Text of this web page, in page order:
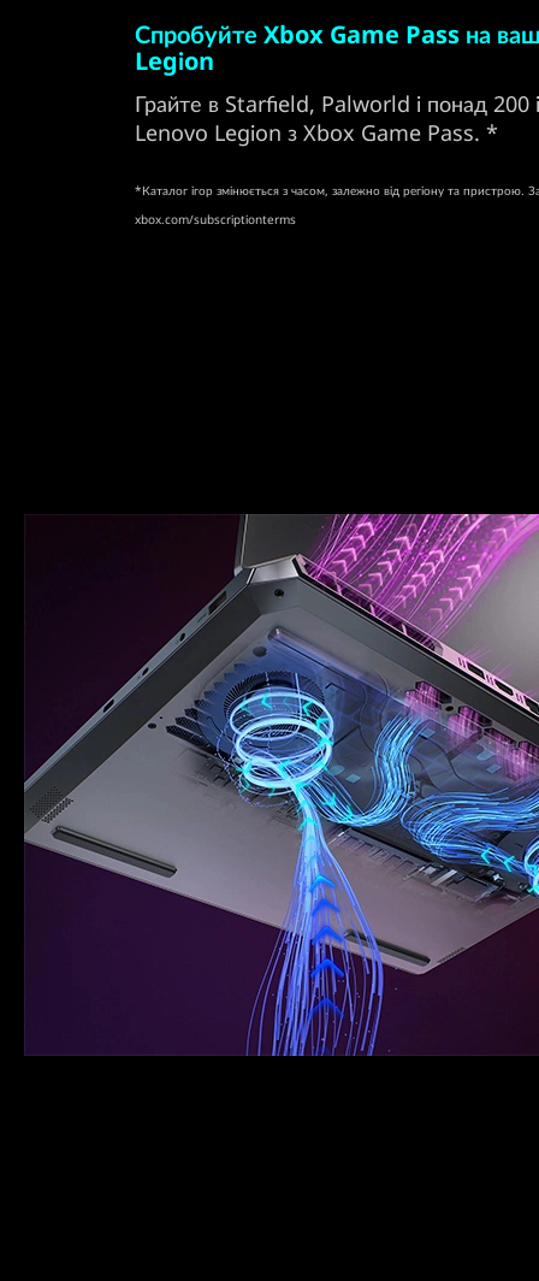
Спробуйте Xbox Game Pass на
Legion
Грайте в Starfield, Palworld і понад 200
Lenovo Legion з Xbox Game Pass. *
*Каталог ігор змінюється з часом, залежно від регіону та
xbox.com/subscriptionterms